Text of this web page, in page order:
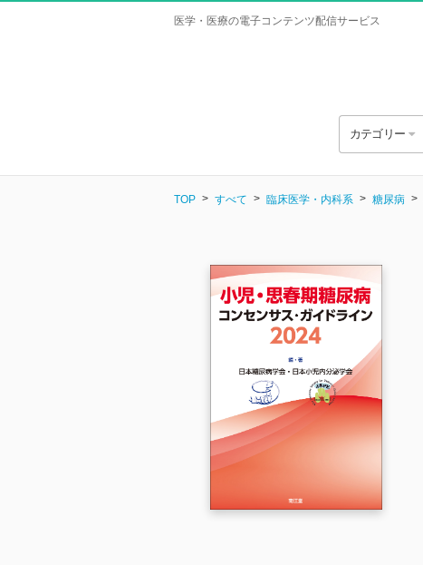
医学・医療の電子コンテンツ配信サービス
カテゴリー
TOP すべて 臨床医学・内科系 糖尿病